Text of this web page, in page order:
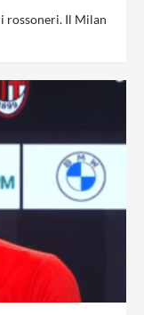
rossoneri. Il Milan